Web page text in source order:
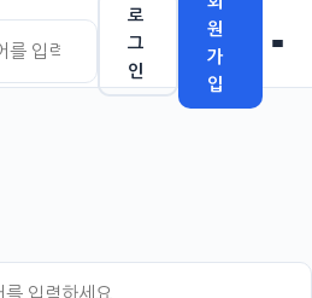
로
그
인
원
가
입